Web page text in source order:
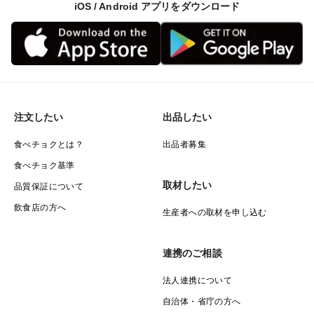
iOS / Android アプリをダウンロード
注文したい
食べチョクとは？
食べチョク基準
品質保証について
飲食店の方へ
出品したい
出品者募集
取材したい
生産者への取材を申し込む
連携のご相談
法人連携について
自治体・省庁の方へ